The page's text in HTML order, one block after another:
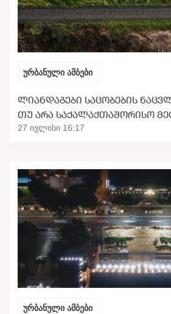
ურბანული ამბები
ᲚᲘᲐᲜᲓᲐᲒᲔᲑᲘ ᲡᲐᲪᲝᲑᲔᲑᲘᲡ
ᲗᲣ ᲐᲠᲐ ᲡᲐᲥᲐᲚᲐᲥᲗᲐᲨᲝᲠᲘᲡᲝ
ᲒᲐᲜᲢᲕᲘᲠᲗᲕᲐ
27 ივლისი 16:17
ურბანული ამბები